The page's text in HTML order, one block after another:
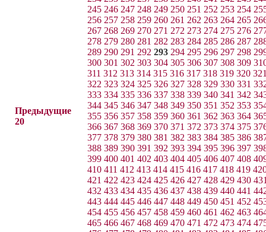
Предыдущие
20
245 246 247 248 249 250 251 252 253 254
256 257 258 259 260 261 262 263 264 265
267 268 269 270 271 272 273 274 275 276
278 279 280 281 282 283 284 285 286 287
289 290 291 292 293 294 295 296 297 298
300 301 302 303 304 305 306 307 308 309
311 312 313 314 315 316 317 318 319 320
322 323 324 325 326 327 328 329 330 331
333 334 335 336 337 338 339 340 341 342
344 345 346 347 348 349 350 351 352 353
355 356 357 358 359 360 361 362 363 364
366 367 368 369 370 371 372 373 374 375
377 378 379 380 381 382 383 384 385 386
388 389 390 391 392 393 394 395 396 397
399 400 401 402 403 404 405 406 407 408
410 411 412 413 414 415 416 417 418 419
421 422 423 424 425 426 427 428 429 430
432 433 434 435 436 437 438 439 440 441
443 444 445 446 447 448 449 450 451 452
454 455 456 457 458 459 460 461 462 463
465 466 467 468 469 470 471 472 473 474